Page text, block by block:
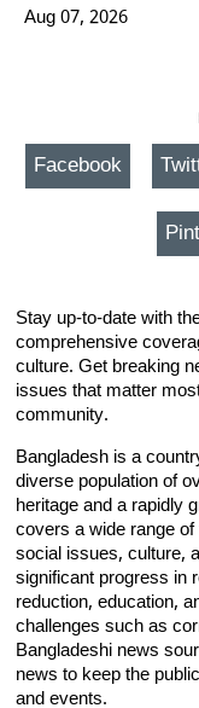
Aug 07, 2026
Facebook
Stay up-to-date with
comprehensive
culture. Get breaking
issues that matter
community.
Bangladesh is a
diverse population of
heritage and a rapidly
covers a wide range
social issues, culture,
significant progress in
reduction, education,
challenges such as
Bangladeshi news
news to keep the
and events.